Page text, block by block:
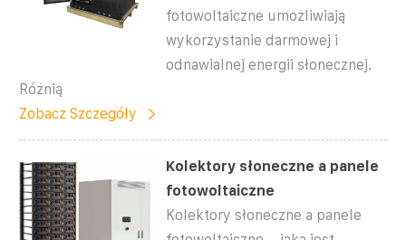
fotowoltaiczne umożliwiają
wykorzystanie darmowej i
odnawialnej energii słonecznej.
Różnią
Zobacz Szczegóły
Kolektory słoneczne a panele
fotowoltaiczne
Kolektory słoneczne a panele